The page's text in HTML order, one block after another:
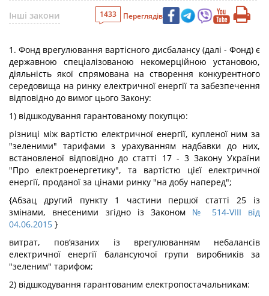
Інші закони
1433 Переглядів
1. Фонд врегулювання вартісного дисбалансу (далі - Фонд) є
державною спеціалізованою некомерційною установою,
діяльність якої спрямована на створення конкурентного
середовища на ринку електричної енергії та забезпечення
відповідно до вимог цього Закону:
1) відшкодування гарантованому покупцю:
різниці між вартістю електричної енергії, купленої ним за
"зеленими" тарифами з урахуванням надбавки до них,
встановленої відповідно до статті 17 - 3 Закону України
"Про електроенергетику", та вартістю цієї електричної
енергії, проданої за цінами ринку "на добу наперед";
{Абзац другий пункту 1 частини першої статті 25 із
змінами, внесеними згідно із Законом № 514-VIII від
04.06.2015 }
витрат, пов’язаних із врегулюванням небалансів
електричної енергії балансуючої групи виробників за
"зеленим" тарифом;
2) відшкодування гарантованим електропостачальникам: